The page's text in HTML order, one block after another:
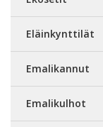
Eläinkynttilät
Emalikannut
Emalikulhot